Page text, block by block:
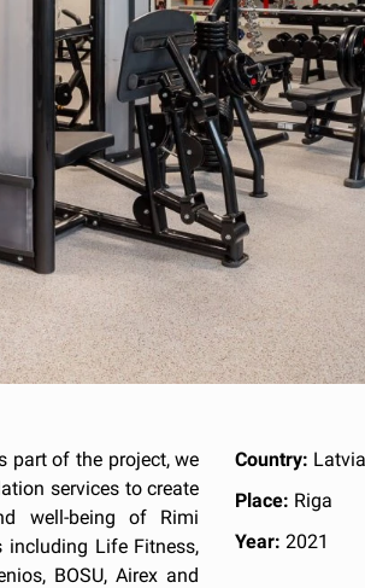
part of the project, we
services to create
well-being of Rimi
including Life Fitness,
BOSU, Airex and
Country: Latvia
Place: Riga
Year:2021